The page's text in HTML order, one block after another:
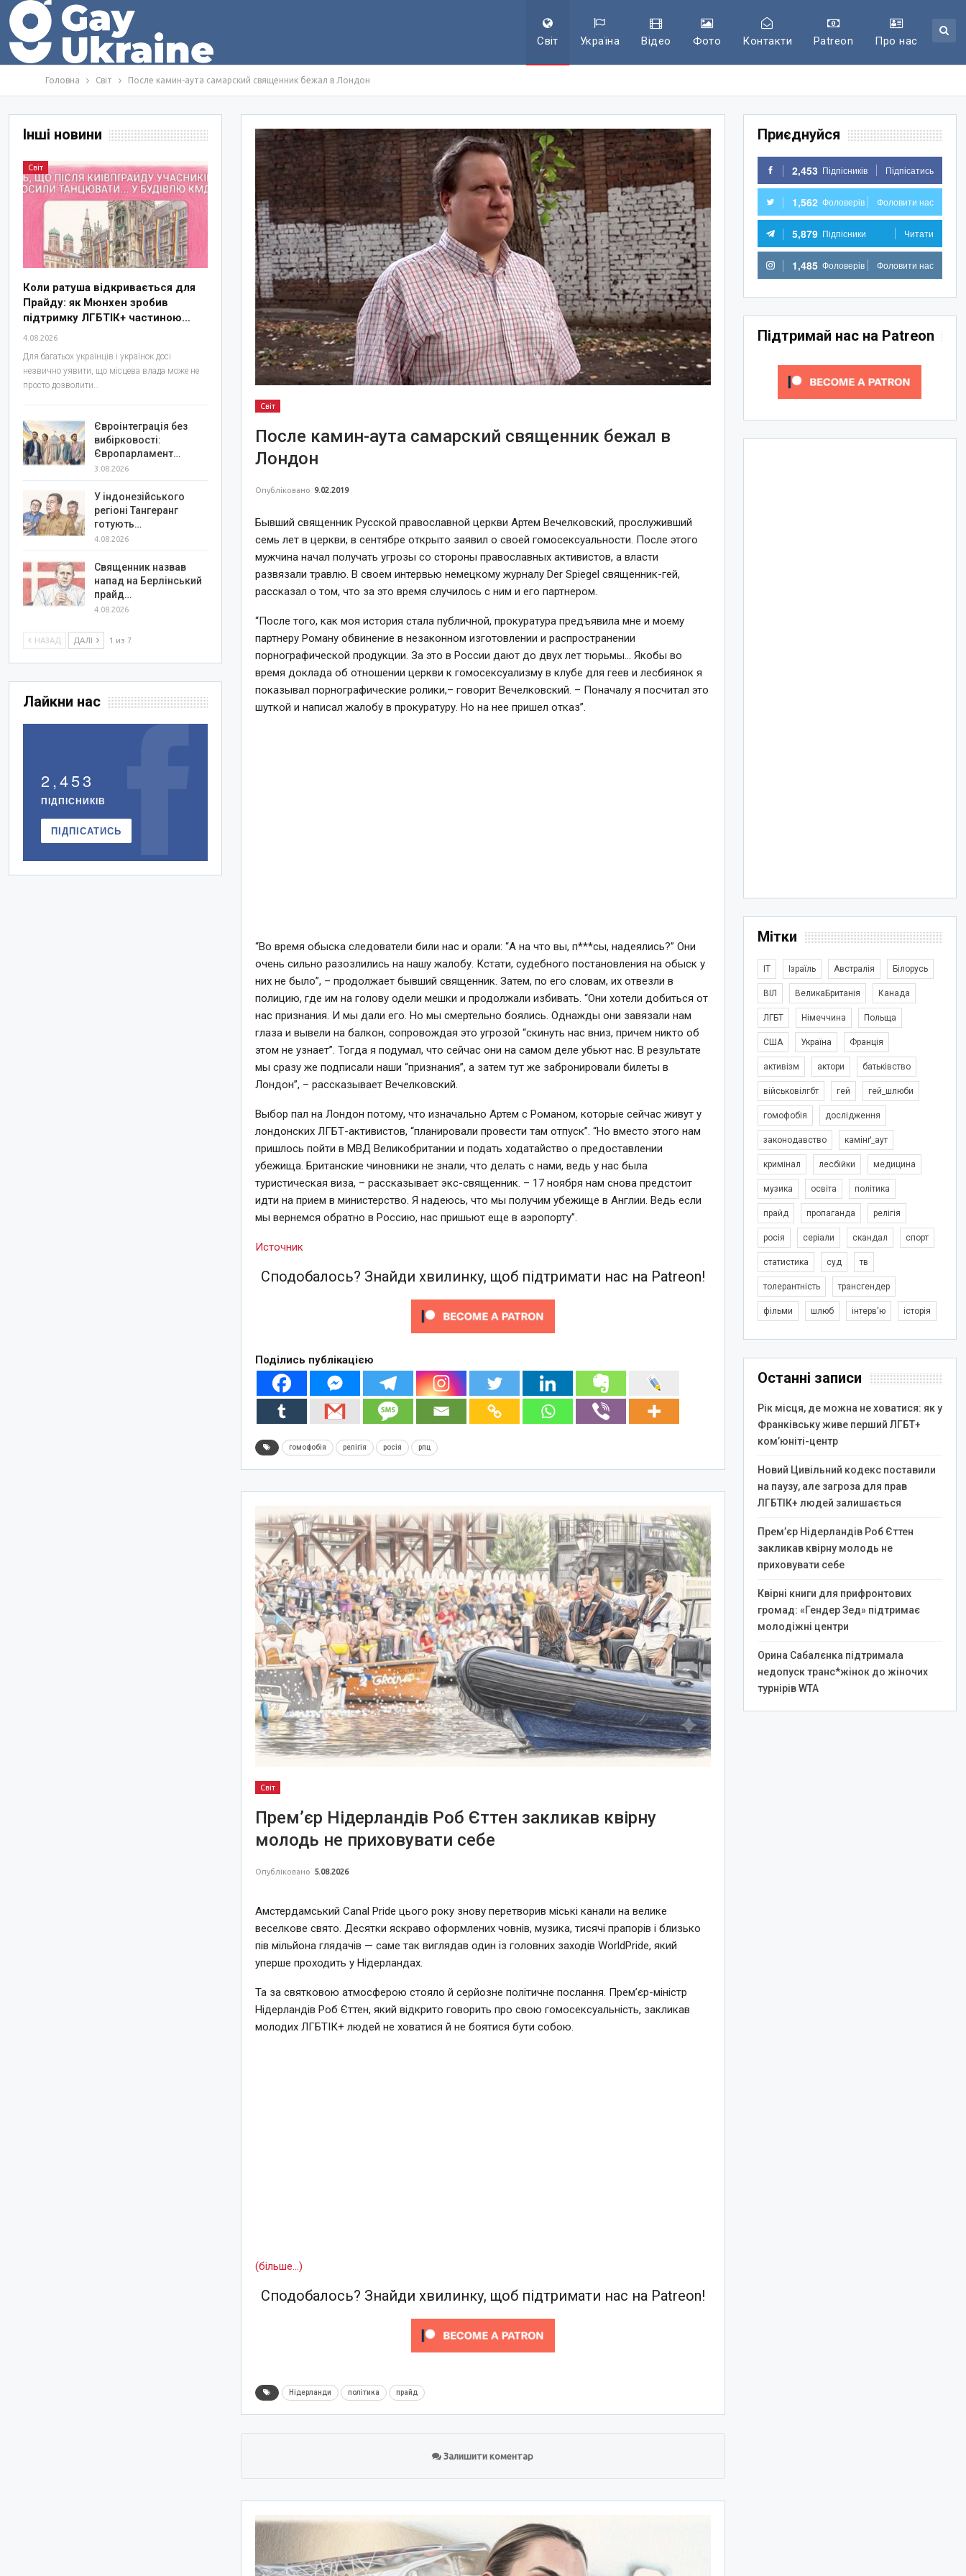
Світ Україна Відео Фото Контакти Patreon Про нас
Головна Світ После камин-аута самарский священник бежал в Лондон
Світ
После камин-аута самарский священник бежал в
Лондон
Опубліковано 9.02.2019
Бывший священник Русской православной церкви Артем Вечелковский, прослуживший
семь лет в церкви, в сентябре открыто заявил о своей гомосексуальности. После этого
мужчина начал получать угрозы со стороны православных активистов, а власти
развязали травлю. В своем интервью немецкому журналу Der Spiegel священник-гей,
рассказал о том, что за это время случилось с ним и его партнером.
“После того, как моя история стала публичной, прокуратура предъявила мне и моему
партнеру Роману обвинение в незаконном изготовлении и распространении
порнографической продукции. За это в России дают до двух лет тюрьмы… Якобы во
время доклада об отношении церкви к гомосексуализму в клубе для геев и лесбиянок я
показывал порнографические ролики,– говорит Вечелковский. – Поначалу я посчитал это
шуткой и написал жалобу в прокуратуру. Но на нее пришел отказ”.
“Во время обыска следователи били нас и орали: “А на что вы, п***сы, надеялись?” Они
очень сильно разозлились на нашу жалобу. Кстати, судебного постановления на обыск у
них не было”, – продолжает бывший священник. Затем, по его словам, их отвезли в
полицию, где им на голову одели мешки и продолжали избивать.“Они хотели добиться от
нас признания. И мы дали его. Но мы смертельно боялись. Однажды они завязали нам
глаза и вывели на балкон, сопровождая это угрозой “скинуть нас вниз, причем никто об
этом не узнает”. Тогда я подумал, что сейчас они на самом деле убьют нас. В результате
мы сразу же подписали наши “признания”, а затем тут же забронировали билеты в
Лондон”, – рассказывает Вечелковский.
Выбор пал на Лондон потому, что изначально Артем с Романом, которые сейчас живут у
лондонских ЛГБТ-активистов,“планировали провести там отпуск”. “Но вместо этого нам
пришлось пойти в МВД Великобритании и подать ходатайство о предоставлении
убежища. Британские чиновники не знали, что делать с нами, ведь у нас была
туристическая виза, – рассказывает экс-священник. – 17 ноября нам снова предстоит
идти на прием в министерство. Я надеюсь, что мы получим убежище в Англии. Ведь если
мы вернемся обратно в Россию, нас пришьют еще в аэропорту”.
Источник
Сподобалось? Знайди хвилинку, щоб підтримати нас на Patreon!
Поділись публікацією
гомофобія релігія росія рпц
Світ
Прем’єр Нідерландів Роб Єттен закликав квірну
молодь не приховувати себе
Опубліковано 5.08.2026
Амстердамський Canal Pride цього року знову перетворив міські канали на велике
веселкове свято. Десятки яскраво оформлених човнів, музика, тисячі прапорів і близько
пів мільйона глядачів — саме так виглядав один із головних заходів WorldPride, який
уперше проходить у Нідерландах.
Та за святковою атмосферою стояло й серйозне політичне послання. Прем’єр-міністр
Нідерландів Роб Єттен, який відкрито говорить про свою гомосексуальність, закликав
молодих ЛГБТІК+ людей не ховатися й не боятися бути собою.
(більше…)
Сподобалось? Знайди хвилинку, щоб підтримати нас на Patreon!
Нідерланди політика прайд
Залишити коментар
Приєднуйся
2,453 Підпісників Підпісатись
1,562 Фоловерів Фоловити нас
5,879 Підпісники Читати
1,485 Фоловерів Фоловити нас
Підтримай нас на Patreon
Мітки
IT Ізраїль Австралія Білорусь
ВІЛ ВеликаБританія Канада
ЛГБТ Німеччина Польща
США Україна Франція
активізм актори батьківство
військовілгбт гей гей_шлюби
гомофобія дослідження
законодавство камінґ_аут
кримінал лесбійки медицина
музика освіта політика
прайд пропаганда релігія
росія серіали скандал спорт
статистика суд тв
толерантність трансгендер
фільми шлюб інтерв'ю історія
Останні записи
Рік місця, де можна не ховатися: як у
Франківську живе перший ЛГБТ+
ком’юніті-центр
Новий Цивільний кодекс поставили
на паузу, але загроза для прав
ЛГБТІК+ людей залишається
Прем’єр Нідерландів Роб Єттен
закликав квірну молодь не
приховувати себе
Квірні книги для прифронтових
громад: «Гендер Зед» підтримає
молодіжні центри
Орина Сабалєнка підтримала
недопуск транс*жінок до жіночих
турнірів WTA
Інші новини
Світ
Коли ратуша відкривається для
Прайду: як Мюнхен зробив
підтримку ЛГБТІК+ частиною…
4.08.2026
Для багатьох українців і українок досі
незвично уявити, що місцева влада може не
просто дозволити…
Євроінтеграція без
вибірковості:
Європарламент…
3.08.2026
У індонезійського
регіоні Тангеранг
готують…
4.08.2026
Священник назвав
напад на Берлінський
прайд…
4.08.2026
НАЗАД ДАЛІ 1 из 7
Лайкни нас
2,453
ПІДПІСНИКІВ
ПІДПІСАТИСЬ